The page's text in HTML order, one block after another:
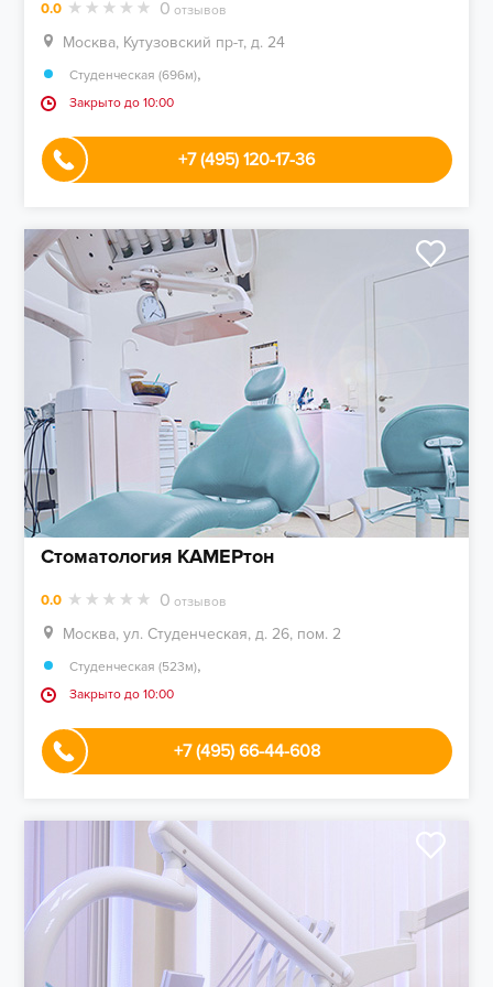
0.0 0 отзывов
Москва, Кутузовский пр-т, д. 24
Студенческая (696м),
Закрыто до 10:00
+7 (495) 120-17-36
Стоматология КАМЕРтон
0.0 0 отзывов
Москва, ул. Студенческая, д. 26, пом. 2
Студенческая (523м),
Закрыто до 10:00
+7 (495) 66-44-608